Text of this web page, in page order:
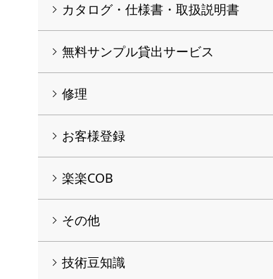
カタログ・仕様書・取扱説明書
無料サンプル貸出サービス
修理
お客様登録
楽楽COB
その他
技術豆知識